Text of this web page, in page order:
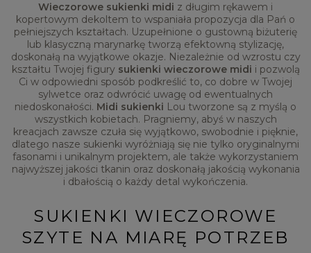
Wieczorowe sukienki midi z długim rękawem i
kopertowym dekoltem to wspaniała propozycja dla Pań o
pełniejszych kształtach. Uzupełnione o gustowną biżuterię
lub klasyczną marynarkę tworzą efektowną stylizację,
doskonałą na wyjątkowe okazje. Niezależnie od wzrostu czy
kształtu Twojej figury sukienki wieczorowe midi i pozwolą
Ci w odpowiedni sposób podkreślić to, co dobre w Twojej
sylwetce oraz odwrócić uwagę od ewentualnych
niedoskonałości. Midi sukienki Lou tworzone są z myślą o
wszystkich kobietach. Pragniemy, abyś w naszych
kreacjach zawsze czuła się wyjątkowo, swobodnie i pięknie,
dlatego nasze sukienki wyróżniają się nie tylko oryginalnymi
fasonami i unikalnym projektem, ale także wykorzystaniem
najwyższej jakości tkanin oraz doskonałą jakością wykonania
i dbałością o każdy detal wykończenia.
SUKIENKI WIECZOROWE
SZYTE NA MIARĘ POTRZEB